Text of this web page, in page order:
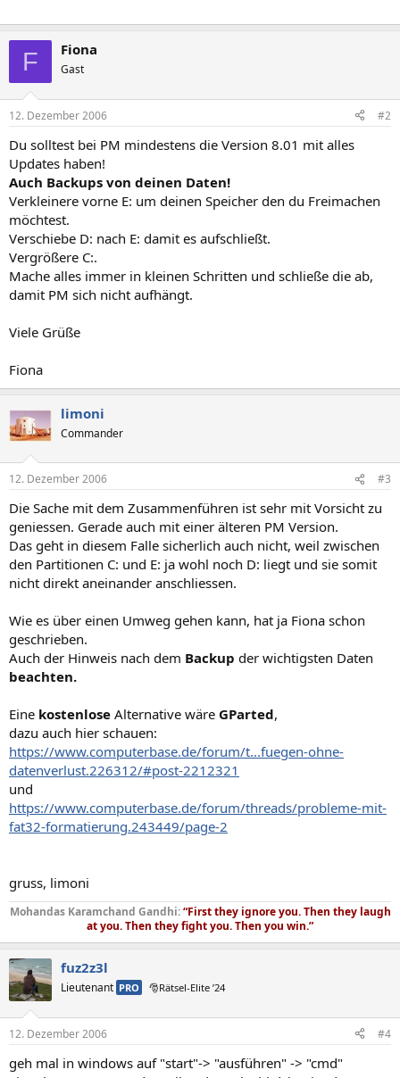
F Fiona
Gast
12. Dezember 2006 #2
Du solltest bei PM mindestens die Version 8.01 mit alles
Updates haben!
Auch Backups von deinen Daten!
Verkleinere vorne E: um deinen Speicher den du Freimachen
möchtest.
Verschiebe D: nach E: damit es aufschließt.
Vergrößere C:.
Mache alles immer in kleinen Schritten und schließe die ab,
damit PM sich nicht aufhängt.
Viele Grüße
Fiona
limoni
Commander
12. Dezember 2006 #3
Die Sache mit dem Zusammenführen ist sehr mit Vorsicht zu
geniessen. Gerade auch mit einer älteren PM Version.
Das geht in diesem Falle sicherlich auch nicht, weil zwischen
den Partitionen C: und E: ja wohl noch D: liegt und sie somit
nicht direkt aneinander anschliessen.
Wie es über einen Umweg gehen kann, hat ja Fiona schon
geschrieben.
Auch der Hinweis nach dem Backup der wichtigsten Daten
beachten.
Eine kostenlose Alternative wäre GParted,
dazu auch hier schauen:
https://www.computerbase.de/forum/t...fuegen-ohne-
datenverlust.226312/#post-2212321
und
https://www.computerbase.de/forum/threads/probleme-mit-
fat32-formatierung.243449/page-2
gruss, limoni
Mohandas Karamchand Gandhi: “First they ignore you. Then they laugh
at you. Then they fight you. Then you win.”
fuz2z3l
Lieutenant PRO 🎅Rätsel-Elite ’24
12. Dezember 2006 #4
geh mal in windows auf "start"-> "ausführen" -> "cmd"